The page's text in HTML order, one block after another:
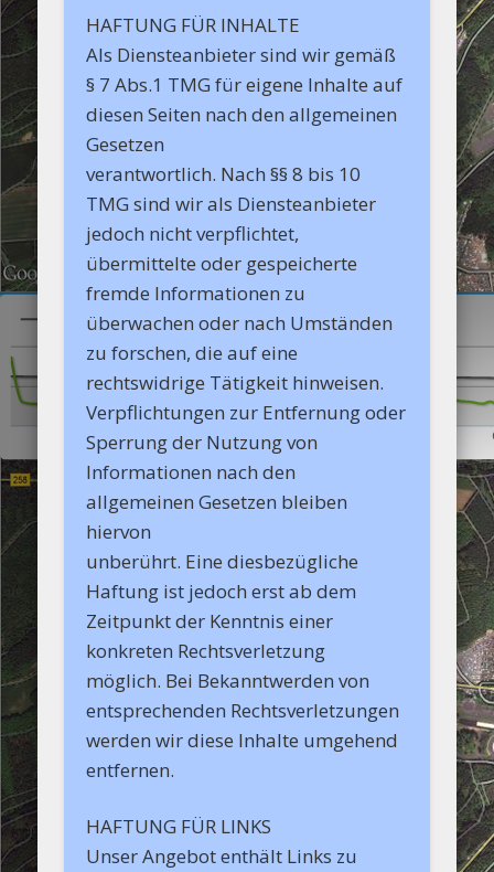
HAFTUNG FÜR INHALTE
Als Diensteanbieter sind wir gemäß
§ 7 Abs.1 TMG für eigene Inhalte auf
diesen Seiten nach den allgemeinen
Gesetzen
verantwortlich. Nach §§ 8 bis 10
TMG sind wir als Diensteanbieter
jedoch nicht verpflichtet,
übermittelte oder gespeicherte
fremde Informationen zu
überwachen oder nach Umständen
zu forschen, die auf eine
rechtswidrige Tätigkeit hinweisen.
Verpflichtungen zur Entfernung oder
Sperrung der Nutzung von
Informationen nach den
allgemeinen Gesetzen bleiben
hiervon
unberührt. Eine diesbezügliche
Haftung ist jedoch erst ab dem
Zeitpunkt der Kenntnis einer
konkreten Rechtsverletzung
möglich. Bei Bekanntwerden von
entsprechenden Rechtsverletzungen
werden wir diese Inhalte umgehend
entfernen.
HAFTUNG FÜR LINKS
Unser Angebot enthält Links zu